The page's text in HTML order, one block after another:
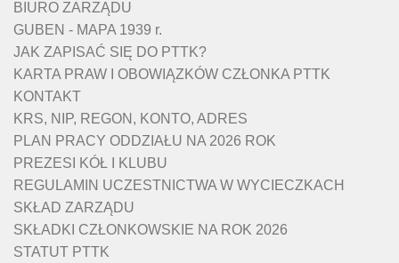
BIURO ZARZĄDU
GUBEN - MAPA 1939 r.
JAK ZAPISAĆ SIĘ DO PTTK?
KARTA PRAW I OBOWIĄZKÓW CZŁONKA PTTK
KONTAKT
KRS, NIP, REGON, KONTO, ADRES
PLAN PRACY ODDZIAŁU NA 2026 ROK
PREZESI KÓŁ I KLUBU
REGULAMIN UCZESTNICTWA W WYCIECZKACH
SKŁAD ZARZĄDU
SKŁADKI CZŁONKOWSKIE NA ROK 2026
STATUT PTTK